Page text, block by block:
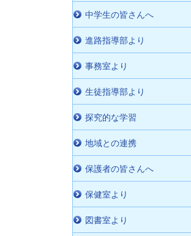
中学生の皆さんへ
進路指導部より
事務室より
生徒指導部より
探究的な学習
地域との連携
保護者の皆さんへ
保健室より
図書室より